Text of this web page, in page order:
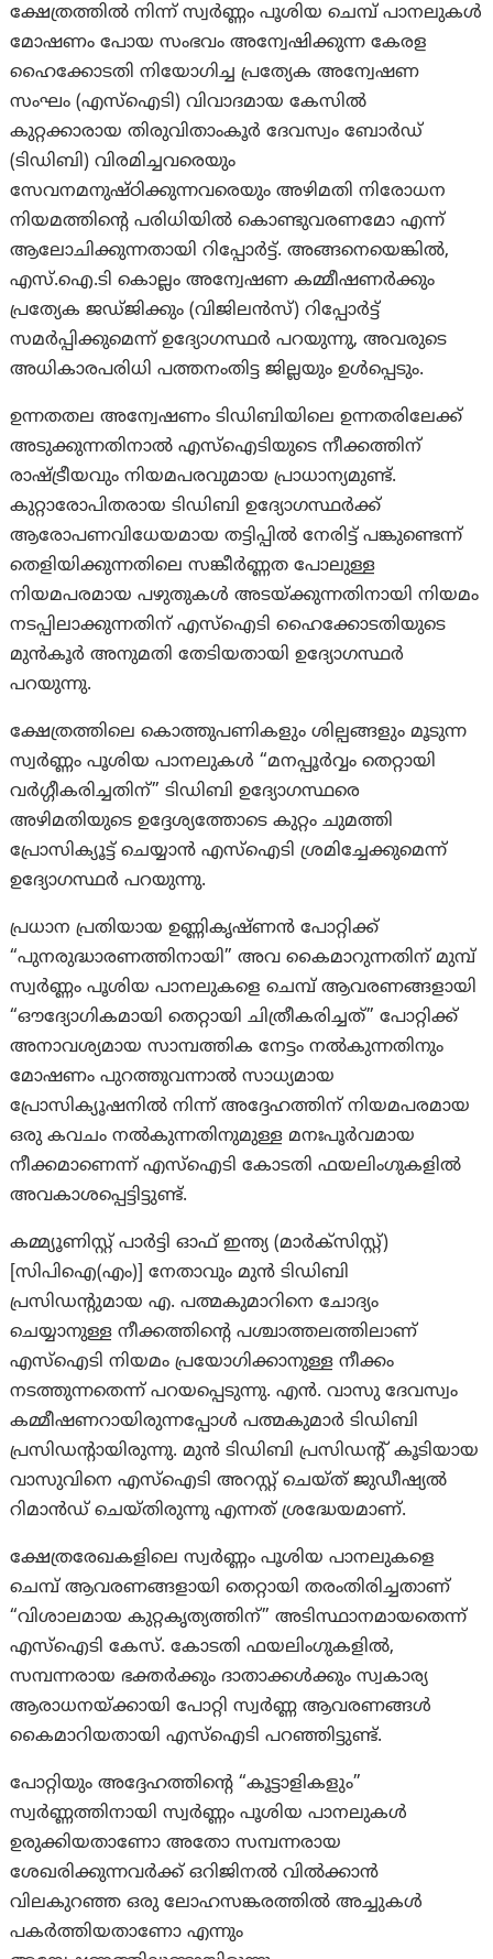
ക്ഷേത്രത്തിൽ നിന്ന് സ്വർണ്ണം പൂശിയ ചെമ്പ് പാനലുകൾ
മോഷണം പോയ സംഭവം അന്വേഷിക്കുന്ന കേരള
ഹൈക്കോടതി നിയോഗിച്ച പ്രത്യേക അന്വേഷണ
സംഘം (എസ്‌ഐടി) വിവാദമായ കേസിൽ
കുറ്റക്കാരായ തിരുവിതാംകൂർ ദേവസ്വം ബോർഡ്
(ടിഡിബി) വിരമിച്ചവരെയും
സേവനമനുഷ്ഠിക്കുന്നവരെയും അഴിമതി നിരോധന
നിയമത്തിന്റെ പരിധിയിൽ കൊണ്ടുവരണമോ എന്ന്
ആലോചിക്കുന്നതായി റിപ്പോർട്ട്. അങ്ങനെയെങ്കിൽ,
എസ്.ഐ.ടി കൊല്ലം അന്വേഷണ കമ്മീഷണർക്കും
പ്രത്യേക ജഡ്ജിക്കും (വിജിലൻസ്) റിപ്പോർട്ട്
സമർപ്പിക്കുമെന്ന് ഉദ്യോഗസ്ഥർ പറയുന്നു, അവരുടെ
അധികാരപരിധി പത്തനംതിട്ട ജില്ലയും ഉള്‍പ്പെടും.
ഉന്നതതല അന്വേഷണം ടിഡിബിയിലെ ഉന്നതരിലേക്ക്
അടുക്കുന്നതിനാൽ എസ്‌ഐടിയുടെ നീക്കത്തിന്
രാഷ്ട്രീയവും നിയമപരവുമായ പ്രാധാന്യമുണ്ട്.
കുറ്റാരോപിതരായ ടിഡിബി ഉദ്യോഗസ്ഥർക്ക്
ആരോപണവിധേയമായ തട്ടിപ്പിൽ നേരിട്ട് പങ്കുണ്ടെന്ന്
തെളിയിക്കുന്നതിലെ സങ്കീർണ്ണത പോലുള്ള
നിയമപരമായ പഴുതുകൾ അടയ്ക്കുന്നതിനായി നിയമം
നടപ്പിലാക്കുന്നതിന് എസ്‌ഐടി ഹൈക്കോടതിയുടെ
മുൻകൂർ അനുമതി തേടിയതായി ഉദ്യോഗസ്ഥർ
പറയുന്നു.
ക്ഷേത്രത്തിലെ കൊത്തുപണികളും ശില്പങ്ങളും മൂടുന്ന
സ്വർണ്ണം പൂശിയ പാനലുകൾ “മനപ്പൂർവ്വം തെറ്റായി
വർഗ്ഗീകരിച്ചതിന്” ടിഡിബി ഉദ്യോഗസ്ഥരെ
അഴിമതിയുടെ ഉദ്ദേശ്യത്തോടെ കുറ്റം ചുമത്തി
പ്രോസിക്യൂട്ട് ചെയ്യാൻ എസ്‌ഐടി ശ്രമിച്ചേക്കുമെന്ന്
ഉദ്യോഗസ്ഥർ പറയുന്നു.
പ്രധാന പ്രതിയായ ഉണ്ണികൃഷ്ണൻ പോറ്റിക്ക്
“പുനരുദ്ധാരണത്തിനായി” അവ കൈമാറുന്നതിന് മുമ്പ്
സ്വർണ്ണം പൂശിയ പാനലുകളെ ചെമ്പ് ആവരണങ്ങളായി
“ഔദ്യോഗികമായി തെറ്റായി ചിത്രീകരിച്ചത്” പോറ്റിക്ക്
അനാവശ്യമായ സാമ്പത്തിക നേട്ടം നൽകുന്നതിനും
മോഷണം പുറത്തുവന്നാൽ സാധ്യമായ
പ്രോസിക്യൂഷനിൽ നിന്ന് അദ്ദേഹത്തിന് നിയമപരമായ
ഒരു കവചം നൽകുന്നതിനുമുള്ള മനഃപൂർവമായ
നീക്കമാണെന്ന് എസ്‌ഐടി കോടതി ഫയലിംഗുകളിൽ
അവകാശപ്പെട്ടിട്ടുണ്ട്.
കമ്മ്യൂണിസ്റ്റ് പാർട്ടി ഓഫ് ഇന്ത്യ (മാർക്സിസ്റ്റ്)
[സിപിഐ(എം)] നേതാവും മുൻ ടിഡിബി
പ്രസിഡന്റുമായ എ. പത്മകുമാറിനെ ചോദ്യം
ചെയ്യാനുള്ള നീക്കത്തിന്റെ പശ്ചാത്തലത്തിലാണ്
എസ്‌ഐടി നിയമം പ്രയോഗിക്കാനുള്ള നീക്കം
നടത്തുന്നതെന്ന് പറയപ്പെടുന്നു. എൻ. വാസു ദേവസ്വം
കമ്മീഷണറായിരുന്നപ്പോൾ പത്മകുമാർ ടിഡിബി
പ്രസിഡന്റായിരുന്നു. മുൻ ടിഡിബി പ്രസിഡന്റ് കൂടിയായ
വാസുവിനെ എസ്‌ഐടി അറസ്റ്റ് ചെയ്ത് ജുഡീഷ്യൽ
റിമാൻഡ് ചെയ്തിരുന്നു എന്നത് ശ്രദ്ധേയമാണ്.
ക്ഷേത്രരേഖകളിലെ സ്വർണ്ണം പൂശിയ പാനലുകളെ
ചെമ്പ് ആവരണങ്ങളായി തെറ്റായി തരംതിരിച്ചതാണ്
“വിശാലമായ കുറ്റകൃത്യത്തിന്” അടിസ്ഥാനമായതെന്ന്
എസ്‌ഐടി കേസ്. കോടതി ഫയലിംഗുകളിൽ,
സമ്പന്നരായ ഭക്തർക്കും ദാതാക്കൾക്കും സ്വകാര്യ
ആരാധനയ്ക്കായി പോറ്റി സ്വര്‍ണ്ണ ആവരണങ്ങള്‍
കൈമാറിയതായി എസ്‌ഐടി പറഞ്ഞിട്ടുണ്ട്.
പോറ്റിയും അദ്ദേഹത്തിന്റെ “കൂട്ടാളികളും”
സ്വർണ്ണത്തിനായി സ്വർണ്ണം പൂശിയ പാനലുകൾ
ഉരുക്കിയതാണോ അതോ സമ്പന്നരായ
ശേഖരിക്കുന്നവർക്ക് ഒറിജിനൽ വിൽക്കാൻ
വിലകുറഞ്ഞ ഒരു ലോഹസങ്കരത്തിൽ അച്ചുകൾ
പകർത്തിയതാണോ എന്നും